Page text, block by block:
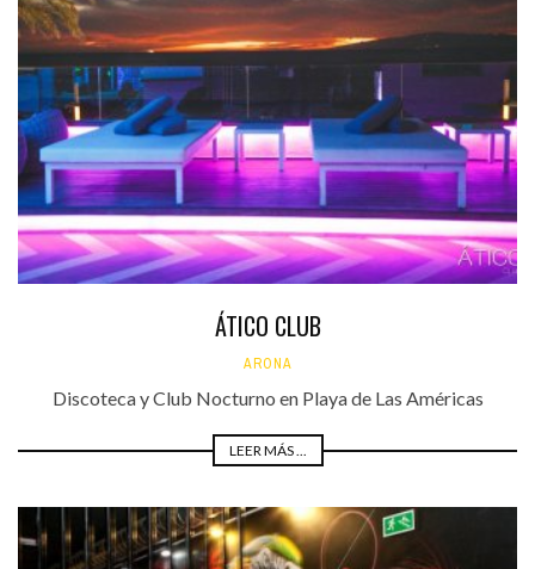
ÁTICO CLUB
ARONA
Discoteca y Club Nocturno en Playa de Las Américas
LEER MÁS ...